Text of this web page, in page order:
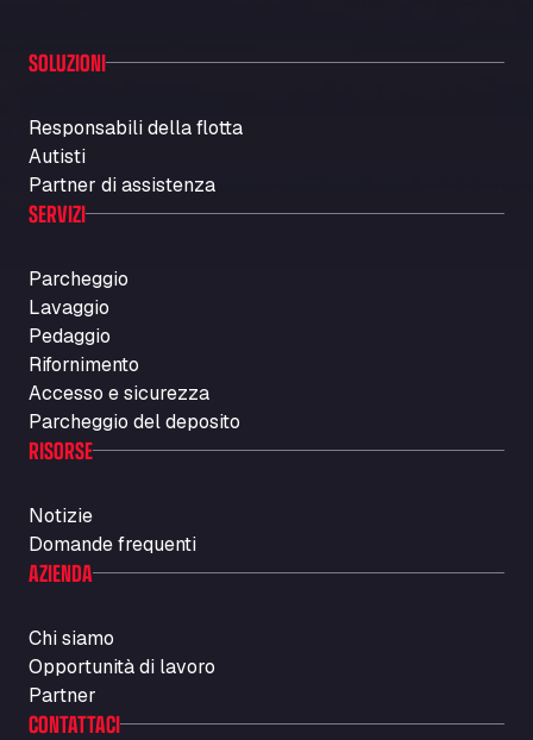
SOLUZIONI
Responsabili della flotta
Autisti
Partner di assistenza
SERVIZI
Parcheggio
Lavaggio
Pedaggio
Rifornimento
Accesso e sicurezza
Parcheggio del deposito
RISORSE
Notizie
Domande frequenti
AZIENDA
Chi siamo
Opportunità di lavoro
Partner
CONTATTACI